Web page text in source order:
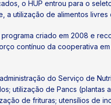
o HUP entrou para o
a utilização de alimentos
programa criado em 2008 e
contínuo da cooperativa
do Serviço de
utilização de Pancs
de frituras; utensílios de